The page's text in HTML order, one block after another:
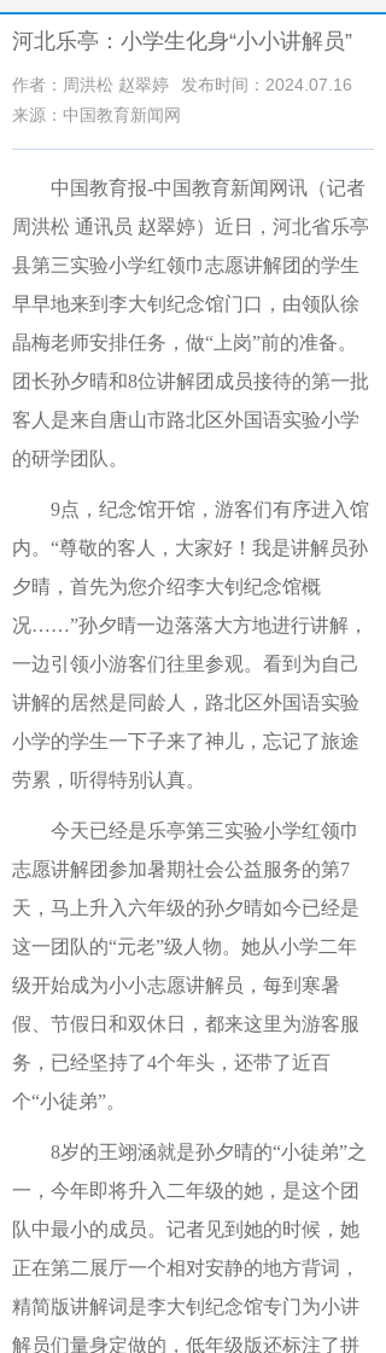
河北乐亭：小学生化身“小小讲解员”
作者：周洪松 赵翠婷
发布时间：2024.07.16
来源：中国教育新闻网
中国教育报-中国教育新闻网讯（记者
周洪松 通讯员 赵翠婷） 近日，河北省乐亭
县第三实验小学红领巾志愿讲解团的学生
早早地来到李大钊纪念馆门口，由领队徐
晶梅老师安排任务，做“上岗”前的准备。
团长孙夕晴和8位讲解团成员接待的第一批
客人是来自唐山市路北区外国语实验小学
的研学团队。
9点，纪念馆开馆，游客们有序进入馆
内。“尊敬的客人，大家好！我是讲解员孙
夕晴，首先为您介绍李大钊纪念馆概
况……”孙夕晴一边落落大方地进行讲解，
一边引领小游客们往里参观。看到为自己
讲解的居然是同龄人，路北区外国语实验
小学的学生一下子来了神儿，忘记了旅途
劳累，听得特别认真。
今天已经是乐亭第三实验小学红领巾
志愿讲解团参加暑期社会公益服务的第7
天，马上升入六年级的孙夕晴如今已经是
这一团队的“元老”级人物。她从小学二年
级开始成为小小志愿讲解员，每到寒暑
假、节假日和双休日，都来这里为游客服
务，已经坚持了4个年头，还带了近百
个“小徒弟”。
8岁的王翊涵就是孙夕晴的“小徒弟”之
一，今年即将升入二年级的她，是这个团
队中最小的成员。记者见到她的时候，她
正在第二展厅一个相对安静的地方背词，
精简版讲解词是李大钊纪念馆专门为小讲
解员们量身定做的，低年级版还标注了拼